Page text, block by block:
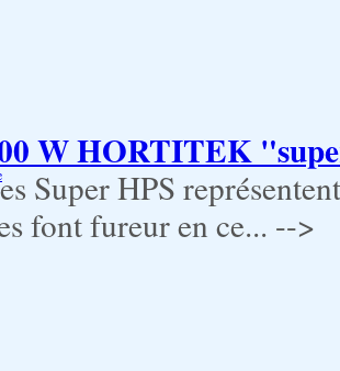
W HORTITEK
Super HPS
font fureur en ce... -->